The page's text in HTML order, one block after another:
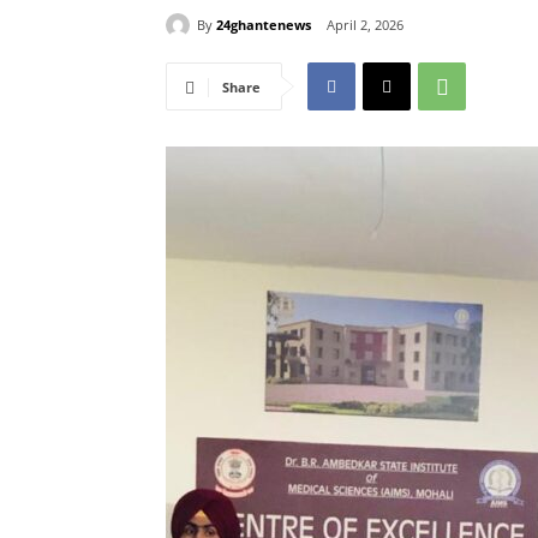
By 24ghantenews April 2, 2026
Share